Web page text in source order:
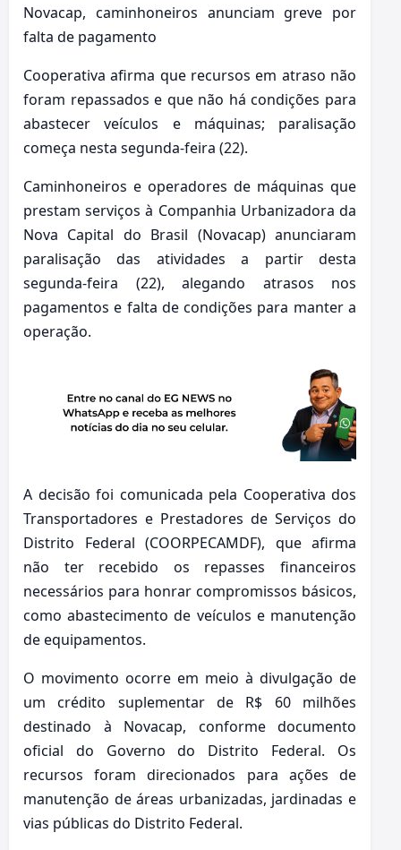
Novacap, caminhoneiros anunciam greve por
falta de pagamento
Cooperativa afirma que recursos em atraso não
foram repassados e que não há condições para
abastecer veículos e máquinas; paralisação
começa nesta segunda-feira (22).
Caminhoneiros e operadores de máquinas que
prestam serviços à Companhia Urbanizadora da
Nova Capital do Brasil (Novacap) anunciaram
paralisação das atividades a partir desta
segunda-feira (22), alegando atrasos nos
pagamentos e falta de condições para manter a
operação.
A decisão foi comunicada pela Cooperativa dos
Transportadores e Prestadores de Serviços do
Distrito Federal (COORPECAMDF), que afirma
não ter recebido os repasses financeiros
necessários para honrar compromissos básicos,
como abastecimento de veículos e manutenção
de equipamentos.
O movimento ocorre em meio à divulgação de
um crédito suplementar de R$ 60 milhões
destinado à Novacap, conforme documento
oficial do Governo do Distrito Federal. Os
recursos foram direcionados para ações de
manutenção de áreas urbanizadas, jardinadas e
vias públicas do Distrito Federal.